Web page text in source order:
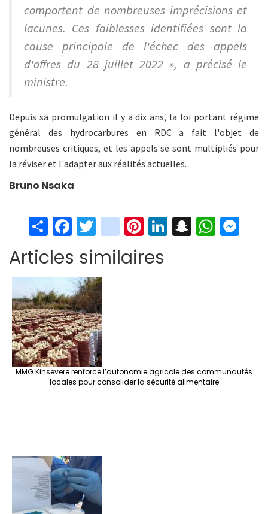
comportent de nombreuses imprécisions et
lacunes. Ces faiblesses identifiées sont la
cause principale de l'échec des appels
d'offres du 28 juillet 2022 », a précisé le
ministre.
Depuis sa promulgation il y a dix ans, la loi portant régime
général des hydrocarbures en RDC a fait l'objet de
nombreuses critiques, et les appels se sont multipliés pour
la réviser et l'adapter aux réalités actuelles.
Bruno Nsaka
S
h
ar
e
Fa
ce
b
o
o
k
T
wi
tt
er
in
st
ag
Pi
er
Li S W
Articles similaires
MMG Kinsevere renforce l’autonomie agricole des communautés
locales pour consolider la sécurité alimentaire